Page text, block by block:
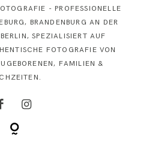
- PROFESSIONELLE
BRANDENBURG AN DER
SPEZIALISIERT AUF
FOTOGRAFIE VON
FAMILIEN &